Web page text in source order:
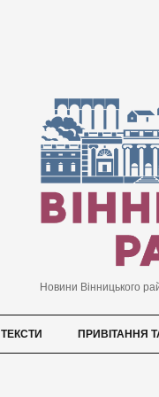
Новини Вінницького
ТЕКСТИ ПРИВІТАННЯ